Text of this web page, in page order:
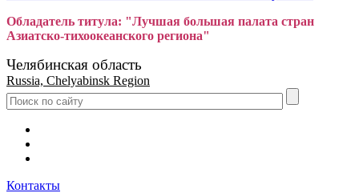
Обладатель титула: "Лучшая большая палата стран
Азиатско-тихоокеанского региона"
Челябинская область
Russia, Chelyabinsk Region
Контакты